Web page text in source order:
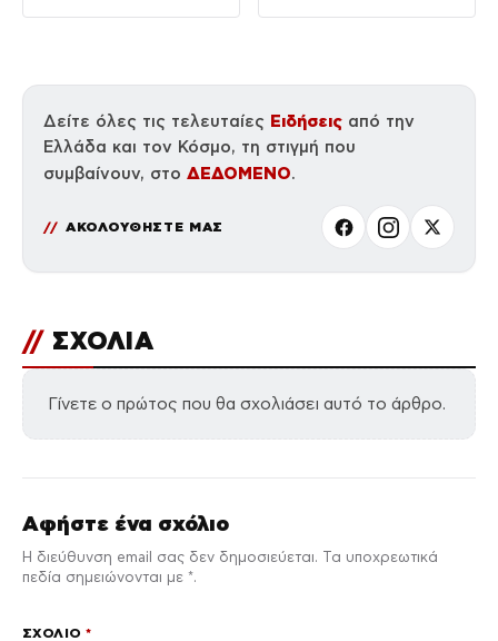
Δείτε όλες τις τελευταίες Ειδήσεις από την
Ελλάδα και τον Κόσμο, τη στιγμή που
συμβαίνουν, στο ΔΕΔΟΜΕΝΟ.
ΑΚΟΛΟΥΘΗΣΤΕ ΜΑΣ
// ΣΧΟΛΙΑ
Γίνετε ο πρώτος που θα σχολιάσει αυτό το άρθρο.
Αφήστε ένα σχόλιο
Η διεύθυνση email σας δεν δημοσιεύεται. Τα υποχρεωτικά
πεδία σημειώνονται με *.
ΣΧΌΛΙΟ*